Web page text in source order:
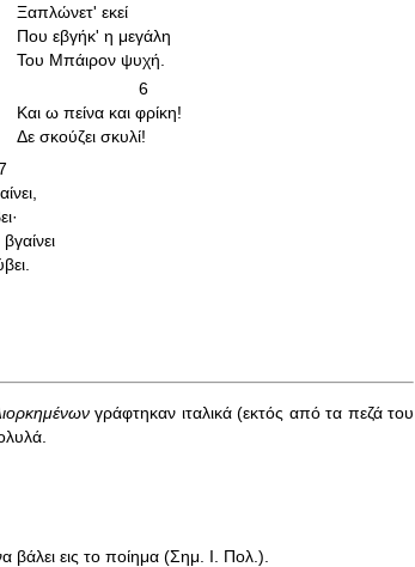
Ξαπλώνετ' εκεί
Που εβγήκ' η μεγάλη
Του Μπάιρον ψυχή.
6
Και ω πείνα και φρίκη!
Δε σκούζει σκυλί!
γράφτηκαν ιταλικά (εκτός από τα πεζά του
βάλει εις το ποίημα (Σημ. I. Πολ.).